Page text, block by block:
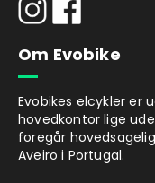
Om Evobike
Evobikes elcykler er
hovedkontor lige
foregår
Aveiro i Portugal.